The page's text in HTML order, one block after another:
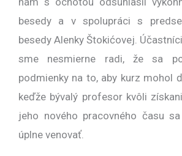
besedy a v spolupráci s
besedy Alenky Štokićovej.
sme nesmierne radi, že sa
podmienky na to, aby kurz mohol
keďže bývalý profesor kvôli
jeho nového pracovného času
úplne venovať.